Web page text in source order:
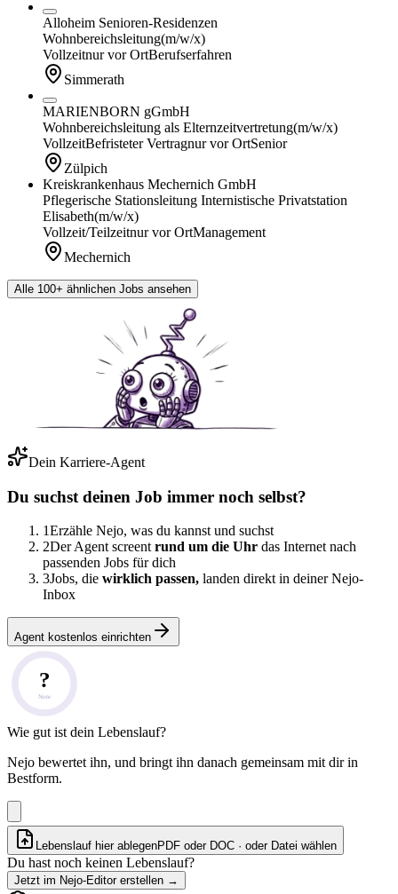
Alloheim Senioren-Residenzen
Wohnbereichsleitung(m/w/x)
Vollzeitnur vor OrtBerufserfahren
Simmerath
MARIENBORN gGmbH
Wohnbereichsleitung als Elternzeitvertretung(m/w/x)
VollzeitBefristeter Vertragnur vor OrtSenior
Zülpich
Kreiskrankenhaus Mechernich GmbH
Pflegerische Stationsleitung Internistische Privatstation
Elisabeth(m/w/x)
Vollzeit/Teilzeitnur vor OrtManagement
Mechernich
Alle 100+ ähnlichen Jobs ansehen
Dein Karriere-Agent
Du suchst deinen Job immer noch selbst?
1Erzähle Nejo, was du kannst und suchst
2Der Agent screent rund um die Uhr das Internet nach
passenden Jobs für dich
3Jobs, die wirklich passen, landen direkt in deiner Nejo-
Inbox
Agent kostenlos einrichten
?
Note
Wie gut ist dein Lebenslauf?
Nejo bewertet ihn, und bringt ihn danach gemeinsam mit dir in
Bestform.
Lebenslauf hier ablegenPDF oder DOC · oder Datei wählen
Du hast noch keinen Lebenslauf?
Jetzt im Nejo-Editor erstellen →